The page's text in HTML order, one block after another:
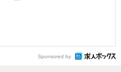
Sponsored by